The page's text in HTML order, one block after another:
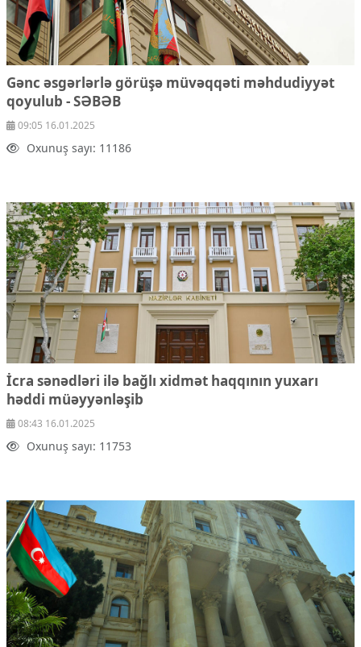
Gənc əsgərlərlə görüşə müvəqqəti məhdudiyyət
qoyulub - SƏBƏB
09:05 16.01.2025
Oxunuş sayı: 11186
İcra sənədləri ilə bağlı xidmət haqqının yuxarı
həddi müəyyənləşib
08:43 16.01.2025
Oxunuş sayı: 11753